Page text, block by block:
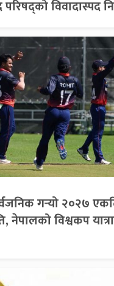
विवादास्पद
गर्‍यो २०२७
नेपालको विश्वकप